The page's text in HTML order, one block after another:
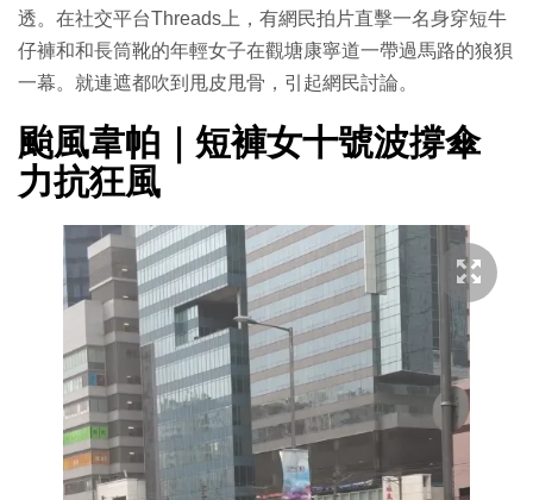
透。在社交平台Threads上，有網民拍片直擊一名身穿短牛
仔褲和和長筒靴的年輕女子在觀塘康寧道一帶過馬路的狼狽
一幕。就連遮都吹到甩皮甩骨，引起網民討論。
颱風韋帕｜短褲女十號波撐傘
力抗狂風